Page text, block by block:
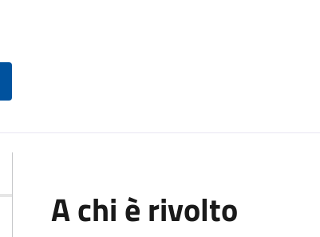
A chi è rivolto